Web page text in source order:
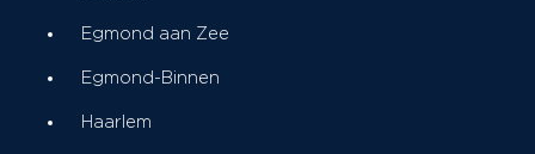
Egmond aan Zee
Egmond-Binnen
Haarlem